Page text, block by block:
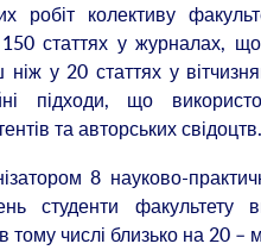
робіт колективу
статтях у журналах,
ніж у 20 статтях у
підходи, що
та авторських свідоцтв.
8 науково-
студенти факультету
числі близько на 20 –